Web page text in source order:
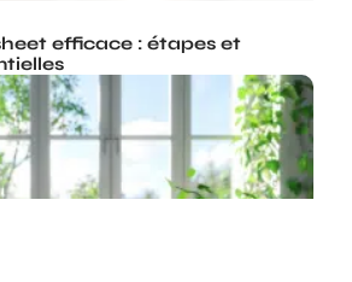
efficace : étapes et